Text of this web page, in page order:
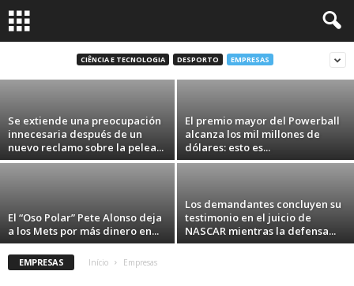
CIÊNCIA E TECNOLOGIA DESPORTO EMPRESAS
impulsar la ofensiva de los Cleveland
Guardians
Emanuel Martins - 11 Dezembro 2025
Se extiende una preocupación
innecesaria después de un
nuevo reclamo sobre la pelea...
El premio mayor del Powerball
alcanza los mil millones de
dólares: esto es...
El “Oso Polar” Pete Alonso deja
a los Mets por más dinero en...
Los demandantes concluyen su
testimonio en el juicio de
NASCAR mientras la defensa...
EMPRESAS Início Empresas